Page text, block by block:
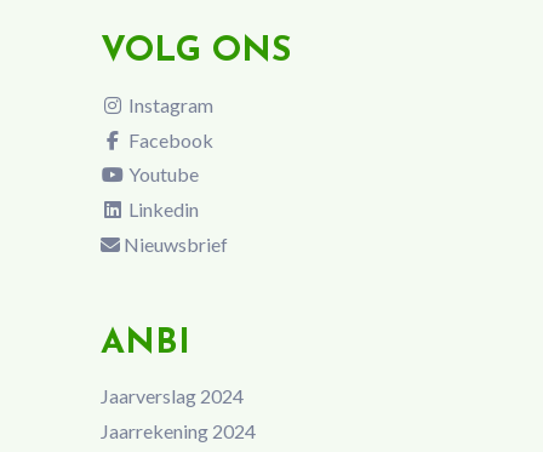
VOLG ONS
Instagram
Facebook
Youtube
Linkedin
Nieuwsbrief
ANBI
Jaarverslag 2024
Jaarrekening 2024